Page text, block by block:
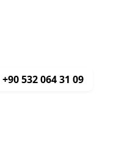
+90 532 064 31 09